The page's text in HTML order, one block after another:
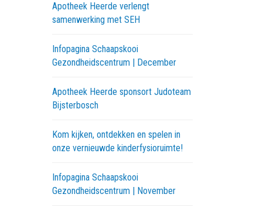
Apotheek Heerde verlengt
samenwerking met SEH
Infopagina Schaapskooi
Gezondheidscentrum | December
Apotheek Heerde sponsort Judoteam
Bijsterbosch
Kom kijken, ontdekken en spelen in
onze vernieuwde kinderfysioruimte!
Infopagina Schaapskooi
Gezondheidscentrum | November